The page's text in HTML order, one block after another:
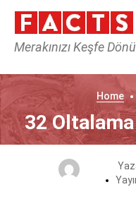
Merakınızı Keşfe
Home
32